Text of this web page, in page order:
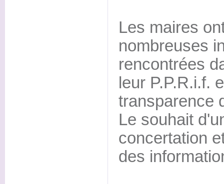
Les maires
nombreuses
rencontrées
leur P.P.R.i.f.
transparence
Le souhait
concertation
des